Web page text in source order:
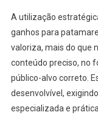
A utilização
ganhos para
valoriza, mais do que
conteúdo preciso, no
público-alvo correto.
desenvolvível,
especializada e